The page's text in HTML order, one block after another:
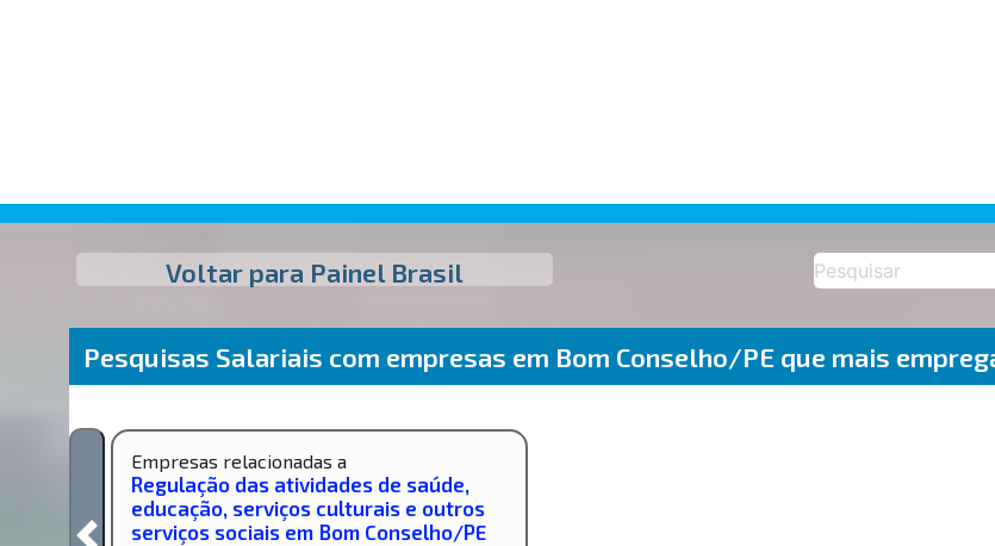
Voltar para Painel Brasil
Pesquisas Salariais com empresas em Bom Conselho/PE que mais
Empresas relacionadas a
Regulação das atividades de saúde,
educação, serviços culturais e outros
serviços sociais em Bom Conselho/PE